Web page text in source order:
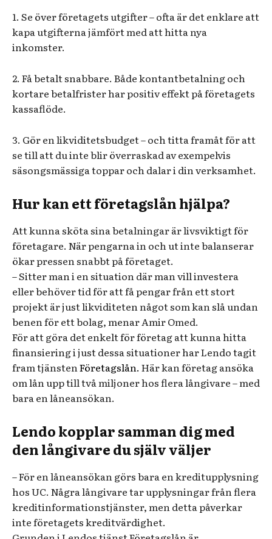
1. Se över företagets utgifter – ofta är det enklare att
kapa utgifterna jämfört med att hitta nya
inkomster.
2. Få betalt snabbare. Både kontantbetalning och
kortare betalfrister har positiv effekt på företagets
kassaflöde.
3. Gör en likviditetsbudget – och titta framåt för att
se till att du inte blir överraskad av exempelvis
säsongsmässiga toppar och dalar i din verksamhet.
Hur kan ett företagslån hjälpa?
Att kunna sköta sina betalningar är livsviktigt för
företagare. När pengarna in och ut inte balanserar
ökar pressen snabbt på företaget.
– Sitter man i en situation där man vill investera
eller behöver tid för att få pengar från ett stort
projekt är just likviditeten något som kan slå undan
benen för ett bolag, menar Amir Omed.
För att göra det enkelt för företag att kunna hitta
finansiering i just dessa situationer har Lendo tagit
fram tjänstenFöretagslån. Här kan företag ansöka
om lån upp till två miljoner hos flera långivare – med
bara en låneansökan.
Lendo kopplar samman dig med
den långivare du själv väljer
– För en låneansökan görs bara en kreditupplysning
hos UC. Några långivare tar upplysningar från flera
kreditinformationstjänster, men detta påverkar
inte företagets kreditvärdighet.